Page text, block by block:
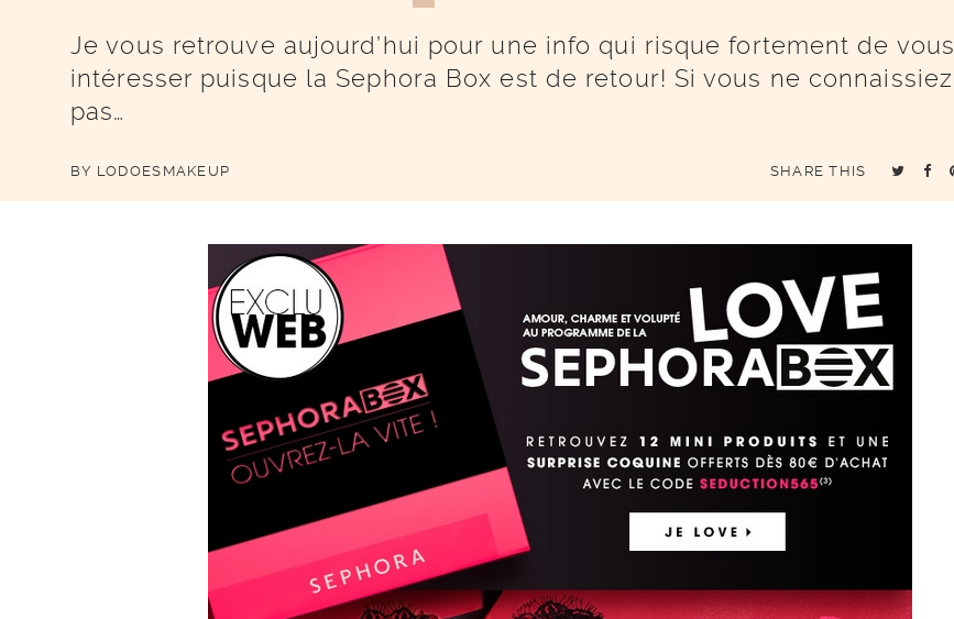
Je vous retrouve aujourd’hui pour une info qui risque fortement de vous
intéresser puisque la Sephora Box est de retour! Si vous ne connaissiez
pas…
BY LODOESMAKEUP SHARE THIS